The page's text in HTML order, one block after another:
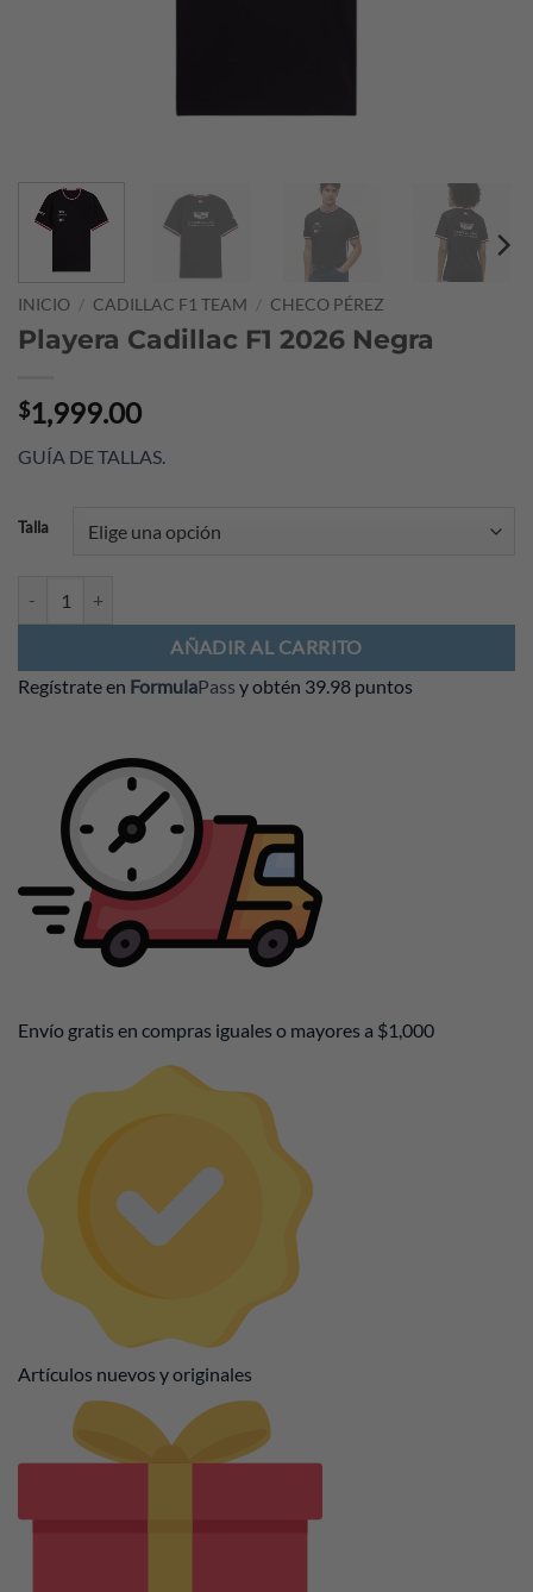
INICIO / CADILLAC F1 TEAM / CHECO PÉREZ
Playera Cadillac F1 2026 Negra
$1,999.00
GUÍA DE TALLAS
Talla
AÑADIR AL CARRITO
Regístrate en FormulaPass y obtén 39.98 puntos
Envío gratis en compras iguales o mayores a $1,000
Artículos nuevos y originales